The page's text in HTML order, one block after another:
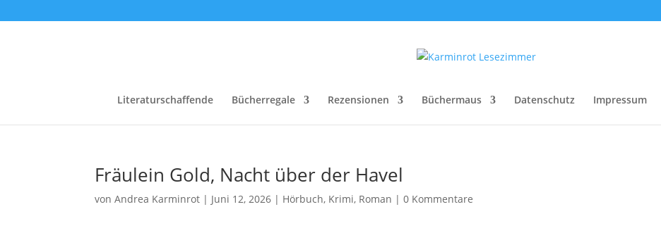
Literaturschaffende Bücherregale Rezensionen Büchermaus Datenschutz Impressum
Fräulein Gold, Nacht über der Havel
vonAndrea Karminrot | Juni 12, 2026 | Hörbuch, Krimi, Roman |0 Kommentare